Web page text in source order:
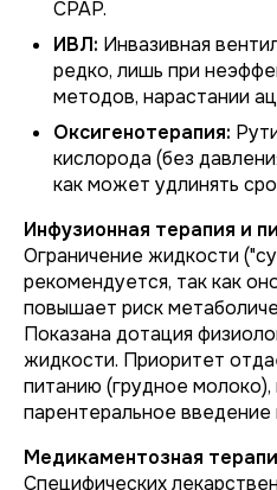
CPAP.
ИВЛ: Инвазивная
редко, лишь при
методов, нарастании
Оксигенотерапия:
кислорода (без
как может удлинять
Инфузионная терапия и
Ограничение жидкости
рекомендуется, так как
повышает риск
Показана дотация
жидкости. Приоритет
питанию (грудное
парентеральное введение
Медикаментозная
Специфических